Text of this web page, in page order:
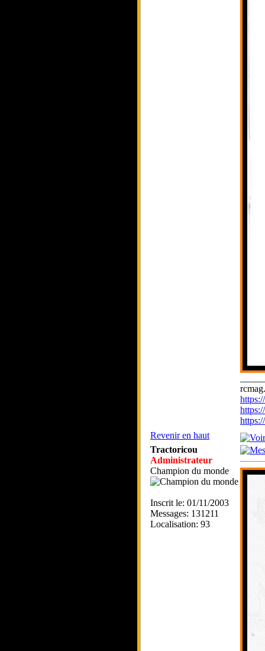
Revenir en haut
Tractoricou
Administrateur
Champion du monde
Inscrit le: 01/11/2003
Messages: 131211
Localisation: 93